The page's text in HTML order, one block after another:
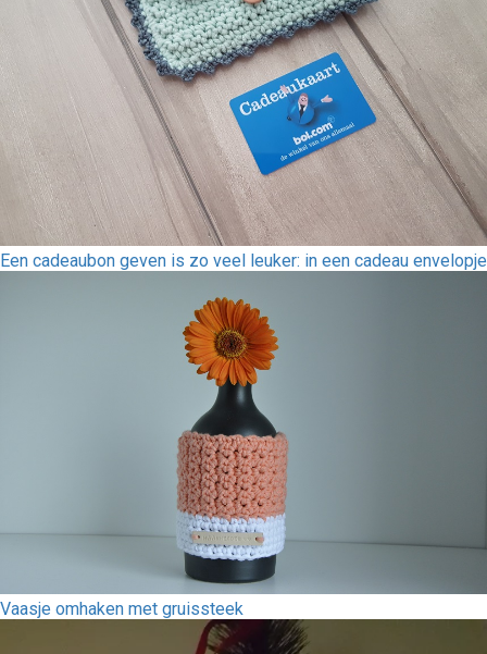
Een cadeaubon geven is zo veel leuker: in een cadeau envelopje
Vaasje omhaken met gruissteek